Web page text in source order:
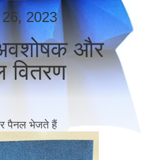
2023
और
वितरण
पैनल भेजते हैं